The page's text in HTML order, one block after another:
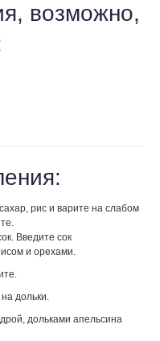
возможно,
рис и варите на слабом
Введите сок
и орехами.
дольки.
дольками апельсина